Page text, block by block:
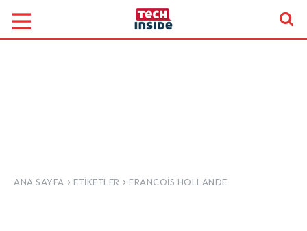
ANA SAYFA ETIKETLER FRANCOIS HOLLANDE